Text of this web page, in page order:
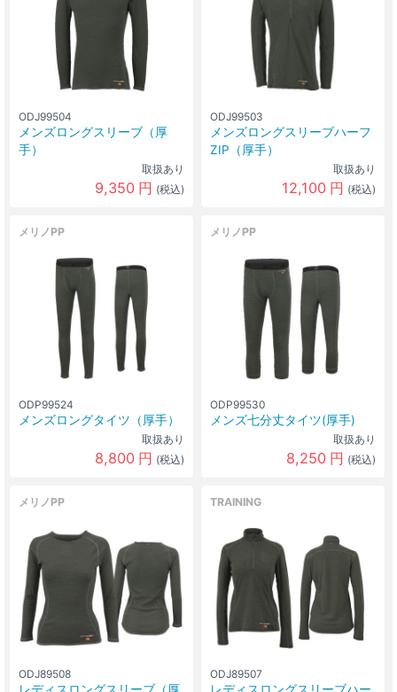
ODJ99504
メンズロングスリーブ（厚
手）
取扱あり
9,350 円 (税込)
ODJ99503
メンズロングスリーブハーフ
ZIP（厚手）
取扱あり
12,100 円 (税込)
メリノPP
ODP99524
メンズロングタイツ（厚手）
取扱あり
8,800 円 (税込)
メリノPP
ODP99530
メンズ七分丈タイツ(厚手)
取扱あり
8,250 円 (税込)
メリノPP
ODJ89508
レディスロングスリーブ（厚
TRAINING
ODJ89507
レディスロングスリーブハー